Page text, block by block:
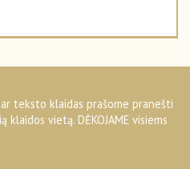
teksto klaidas prašome pranešti
klaidos vietą. DĖKOJAME visiems